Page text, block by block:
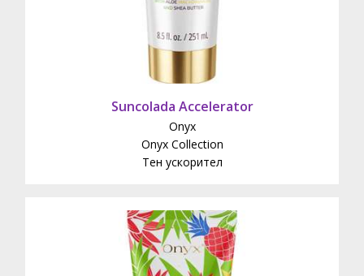
Suncolada Accelerator
Onyx
Onyx Collection
Тен ускорител